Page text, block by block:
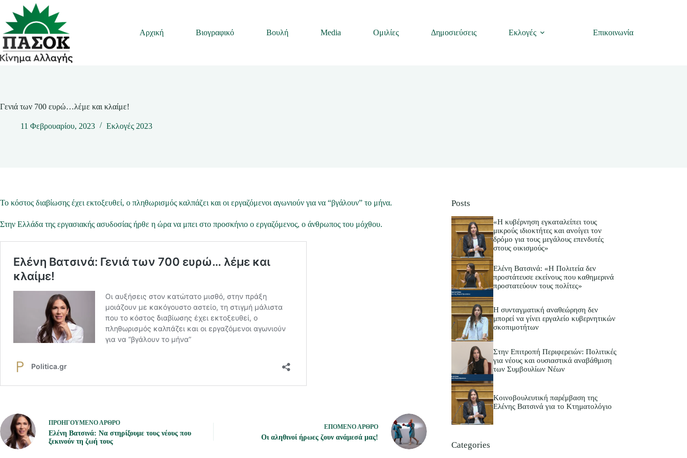
Μετάβαση
περιεχόμενο
Αρχική
Βιογραφικό Βουλή Media Ομιλίες Δημοσιεύσεις Εκλογές Επικοινωνία
Γενιά των 700 ευρώ…λέμε και κλαίμε!
11 Φεβρουαρίου, 2023 Εκλογές 2023
Το κόστος διαβίωσης έχει εκτοξευθεί, ο πληθωρισμός καλπάζει και οι εργαζόμενοι αγωνιούν για να “βγάλουν” το μήνα.
Στην Ελλάδα της εργασιακής ασυδοσίας ήρθε η ώρα να μπει στο προσκήνιο ο εργαζόμενος, ο άνθρωπος του μόχθου.
ΠΡΟΗΓΟΎΜΕΝΟ ΆΡΘΡΟ
Ελένη Βατσινά: Να στηρίξουμε τους νέους που
ξεκινούν τη ζωή τους
ΕΠΌΜΕΝΟ ΆΡΘΡΟ
Οι αληθινοί ήρωες ζουν ανάμεσά μας!
Posts
«Η κυβέρνηση εγκαταλείπει τους
μικρούς ιδιοκτήτες και ανοίγει τον
δρόμο για τους μεγάλους επενδυτές
στους οικισμούς»
Ελένη Βατσινά: «Η Πολιτεία δεν
προστάτευσε εκείνους που καθημερινά
προστατεύουν τους πολίτες»
Η συνταγματική αναθεώρηση δεν
μπορεί να γίνει εργαλείο κυβερνητικών
σκοπιμοτήτων
Στην Επιτροπή Περιφερειών: Πολιτικές
για νέους και ουσιαστικά αναβάθμιση
των Συμβουλίων Νέων
Κοινοβουλευτική παρέμβαση της
Ελένης Βατσινά για το Κτηματολόγιο
Categories